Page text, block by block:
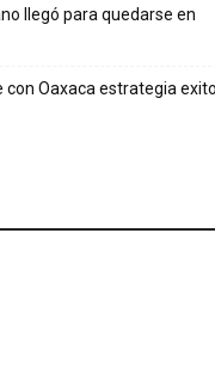
llegó para quedarse en
Oaxaca estrategia